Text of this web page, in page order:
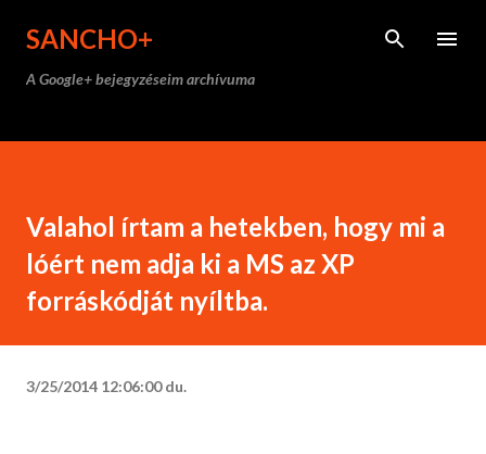
SANCHO+
A Google+ bejegyzéseim archívuma
Valahol írtam a hetekben, hogy mi a
lóért nem adja ki a MS az XP
forráskódját nyíltba.
3/25/2014 12:06:00 du.